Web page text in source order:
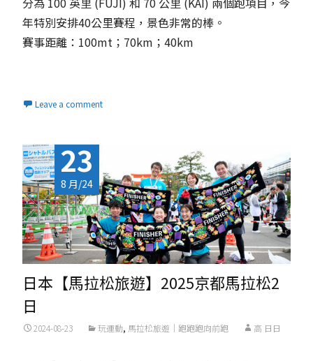
年特別安排40公里賽程，景色非常的棒。
賽事距離：100mt；70km；40km
Leave a comment
23
8 月/24
日本【馬拉松旅遊】2025京都馬拉松2
日
2024-08-23 玩運動, 馬拉松旅遊｜跑跑跑向前跑 高 日日